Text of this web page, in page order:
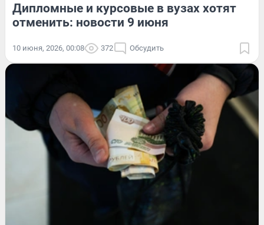
Дипломные и курсовые в вузах хотят
отменить: новости 9 июня
10 июня, 2026, 00:08 372 Обсудить